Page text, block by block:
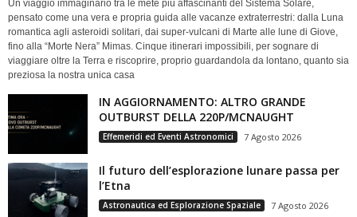
Un viaggio immaginario tra le mete più affascinanti del Sistema Solare,
pensato come una vera e propria guida alle vacanze extraterrestri: dalla Luna
romantica agli asteroidi solitari, dai super-vulcani di Marte alle lune di Giove,
fino alla “Morte Nera” Mimas. Cinque itinerari impossibili, per sognare di
viaggiare oltre la Terra e riscoprire, proprio guardandola da lontano, quanto sia
preziosa la nostra unica casa
IN AGGIORNAMENTO: ALTRO GRANDE
OUTBURST DELLA 220P/MCNAUGHT
Effemeridi ed Eventi Astronomici 7 Agosto 2026
Il futuro dell’esplorazione lunare passa per
l’Etna
Astronautica ed Esplorazione Spaziale 7 Agosto 2026